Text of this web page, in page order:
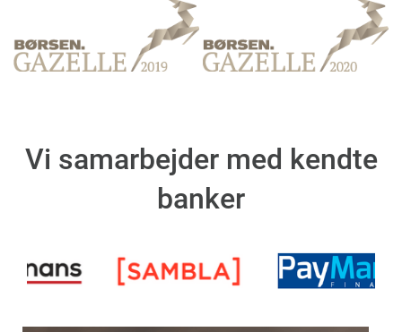
Vi samarbejder med kendte
banker